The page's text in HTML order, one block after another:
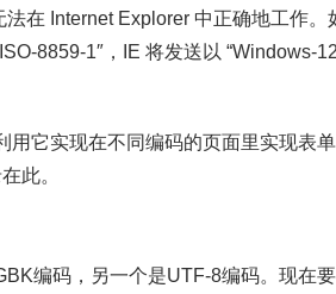
在 Internet Explorer 中正确地工作。
8859-1″，IE 将发送以 “Windows-
用它实现在不同编码的页面里实现表
此。
编码，另一个是UTF-8编码。现在